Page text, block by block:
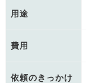
用途
費用
依頼のきっかけ